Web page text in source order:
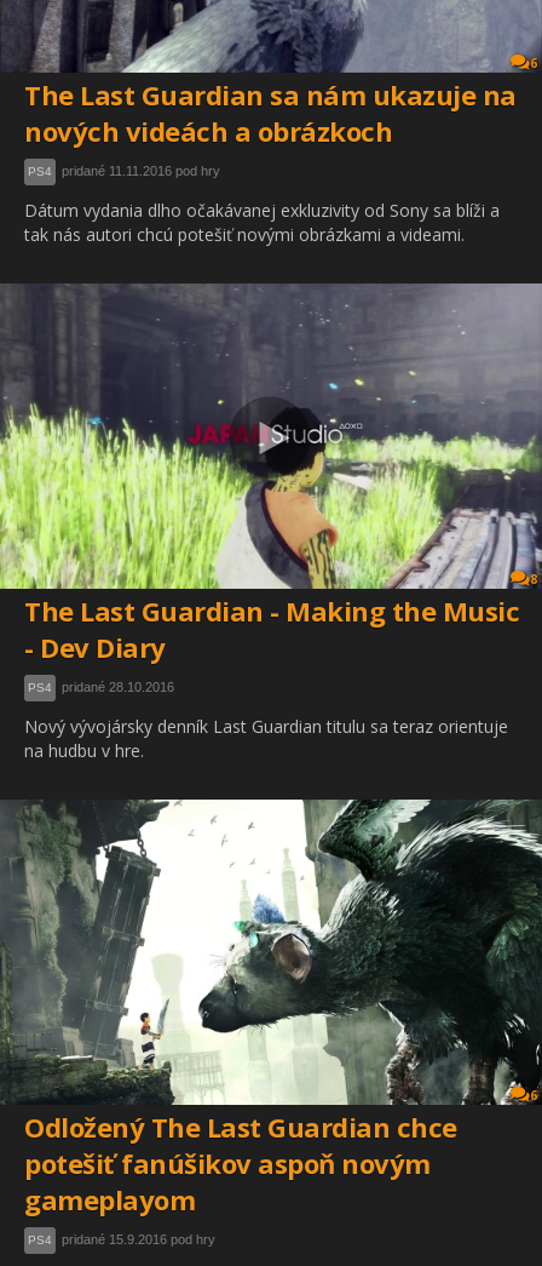
6
The Last Guardian sa nám ukazuje na
nových videách a obrázkoch
PS4 pridané 11.11.2016 pod hry
Dátum vydania dlho očakávanej exkluzivity od Sony sa blíži a
tak nás autori chcú potešiť novými obrázkami a videami.
8
The Last Guardian - Making the Music
- Dev Diary
PS4 pridané 28.10.2016
Nový vývojársky denník Last Guardian titulu sa teraz orientuje
na hudbu v hre.
6
Odložený The Last Guardian chce
potešiť fanúšikov aspoň novým
gameplayom
PS4 pridané 15.9.2016 pod hry